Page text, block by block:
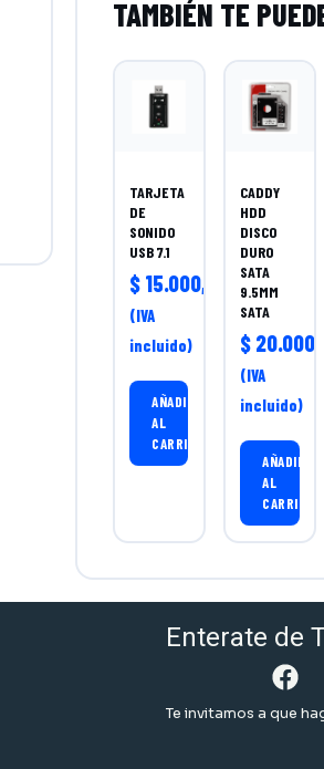
TARJETA
DE
SONIDO
USB 7.1
$ 15.000,00
(IVA
incluido)
AÑADIR
AL
CARRITO
CADDY
HDD
DISCO
DURO
SATA
9.5MM
SATA
$
(IVA
incluido)
AÑADIR
AL
CARRITO
Enterate de
Te invitamos a que